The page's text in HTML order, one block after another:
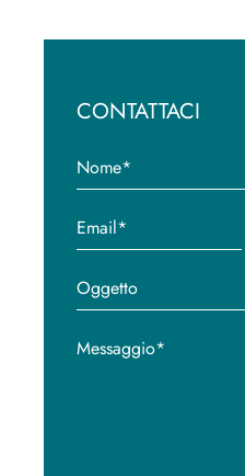
CONTATTACI